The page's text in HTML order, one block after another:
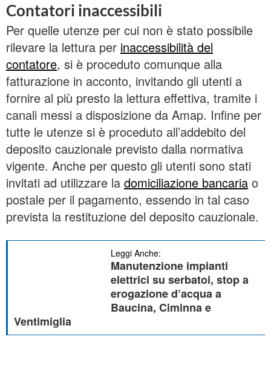
Contatori inaccessibili
Per quelle utenze per cui non è stato possibile
rilevare la lettura per inaccessibilità del
contatore, si è proceduto comunque alla
fatturazione in acconto, invitando gli utenti a
fornire al più presto la lettura effettiva, tramite i
canali messi a disposizione da Amap. Infine per
tutte le utenze si è proceduto all’addebito del
deposito cauzionale previsto dalla normativa
vigente. Anche per questo gli utenti sono stati
invitati ad utilizzare la domiciliazione bancaria o
postale per il pagamento, essendo in tal caso
prevista la restituzione del deposito cauzionale.
Leggi Anche:
Manutenzione impianti
elettrici su serbatoi, stop a
erogazione d’acqua a
Baucina, Ciminna e
Ventimiglia